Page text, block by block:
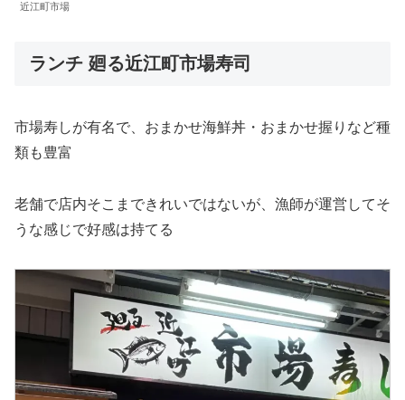
近江町市場
ランチ 廻る近江町市場寿司
市場寿しが有名で、おまかせ海鮮丼・おまかせ握りなど種
類も豊富
老舗で店内そこまできれいではないが、漁師が運営してそ
うな感じで好感は持てる